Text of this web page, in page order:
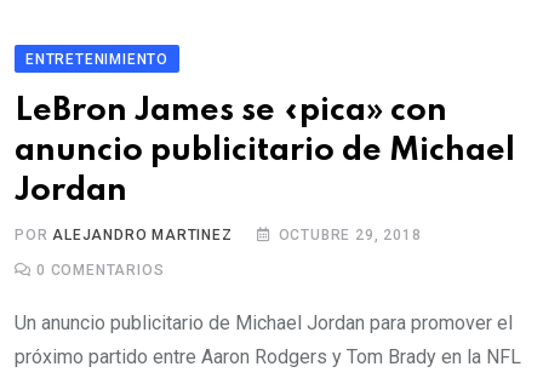
ENTRETENIMIENTO
LeBron James se «pica» con
anuncio publicitario de Michael
Jordan
PORALEJANDRO MARTINEZ OCTUBRE 29, 2018
0 COMENTARIOS
Un anuncio publicitario de Michael Jordan para promover el
próximo partido entre Aaron Rodgers y Tom Brady en la NFL